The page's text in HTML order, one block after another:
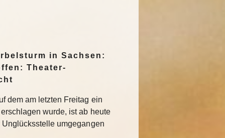
in Sachsen:
Theater-
dem am letzten Freitag ein
wurde, ist ab heute
umgegangen